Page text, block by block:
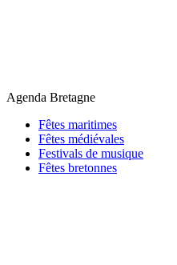
Agenda Bretagne
Fêtes maritimes
Fêtes médiévales
Festivals de musique
Fêtes bretonnes